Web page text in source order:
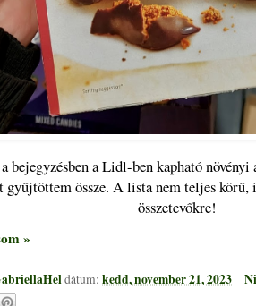
bejegyzésben a Lidl-ben kapható
gyűjtöttem össze. A lista nem teljes
összetevőkre!
»
dátum: kedd, november 21, 2023